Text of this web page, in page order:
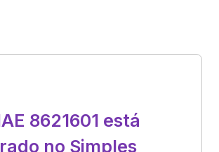
8621601 está
no Simples